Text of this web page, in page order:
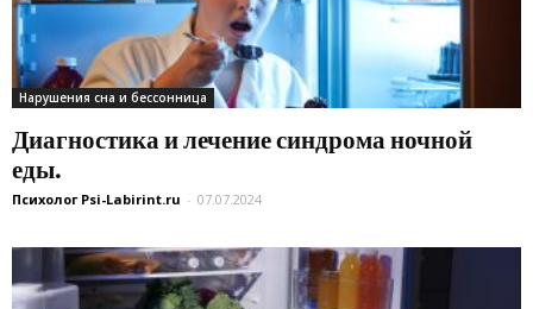
Нарушения сна и бессонница
Диагностика и лечение синдрома ночной
еды.
Психолог Psi-Labirint.ru - 07.07.2024